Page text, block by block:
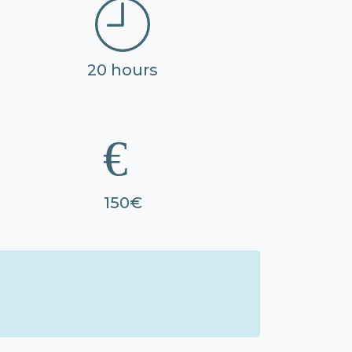
20 hours
150€